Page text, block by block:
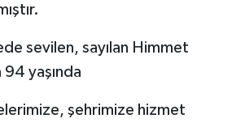
sevilen, sayılan Himmet
94 yaşında
şehrimize hizmet